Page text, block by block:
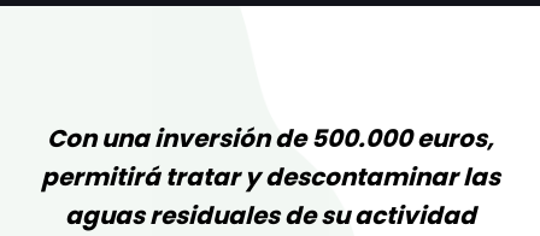
Con una inversión de 500.000 euros,
permitirá tratar y descontaminar las
aguas residuales de su actividad